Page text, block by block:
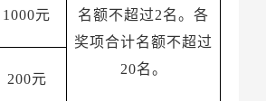
名额不超过2名。
奖项合计名额不超过
20名。
1000元
200元